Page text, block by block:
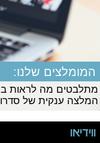
המומלצים שלנו:
מתלבטים מה לראות
המלצה ענקית של
ווידיאו